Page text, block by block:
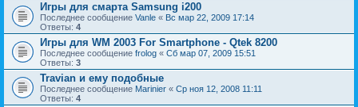
Игры для смарта Samsung i200
Последнее сообщение Vanle « Вс мар 22, 2009 17:14
Ответы: 4
Игры для WM 2003 For Smartphone - Qtek 8200
Последнее сообщение frolog « Сб мар 07, 2009 15:51
Ответы: 3
Travian и ему подобные
Последнее сообщение Marinier « Ср ноя 12, 2008 11:11
Ответы: 4